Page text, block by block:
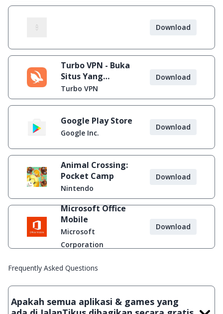
Download
Turbo VPN - Buka
Situs Yang
Diblokir
Turbo VPN
Download
Google Play Store
Google Inc.
Download
Animal Crossing:
Pocket Camp
Nintendo
Download
Microsoft Office
Mobile
Microsoft
Corporation
Download
Frequently Asked Questions
Apakah semua aplikasi & games yang